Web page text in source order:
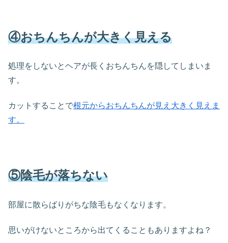
④おちんちんが大きく見える
処理をしないとヘアが長くおちんちんを隠してしまいま
す。
カットすることで根元からおちんちんが見え大きく見えま
す。
⑤陰毛が落ちない
部屋に散らばりがちな陰毛もなくなります。
思いがけないところから出てくることもありますよね？